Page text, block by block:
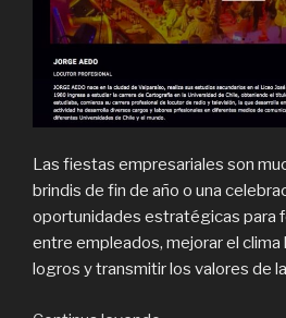
Las fiestas empresariales son
brindis de fin de año o una
oportunidades estratégicas para
entre empleados, mejorar el clima
logros y transmitir los valores de